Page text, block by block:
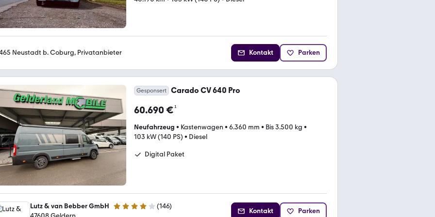
Neustadt b. Coburg, Privatanbieter Kontakt Parken
Gesponsert Carado CV 640 Pro
60.690 €¹
Neufahrzeug • Kastenwagen • 6.360 mm • Bis 3.500 kg •
103 kW (140 PS) • Diesel
Digital Paket
Lutz & van Bebber GmbH 3.8 Sterne (146)
Kontakt Parken